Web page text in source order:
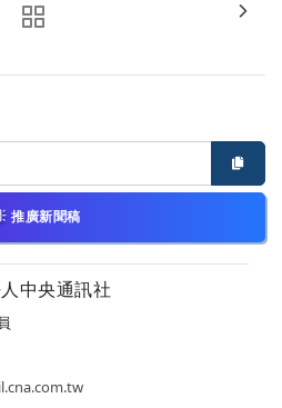
推廣新聞稿
中央通訊社